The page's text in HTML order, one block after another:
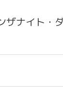
ザナイト・